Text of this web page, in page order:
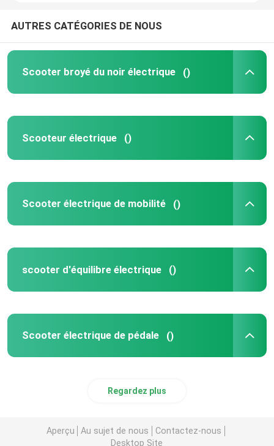
AUTRES CATÉGORIES DE NOUS
Scooter broyé du noir électrique ()
Scooteur électrique ()
Scooter électrique de mobilité ()
scooter d'équilibre électrique ()
Scooter électrique de pédale ()
Regardez plus
Aperçu Au sujet de nous
Contactez-nous
Desktop Site